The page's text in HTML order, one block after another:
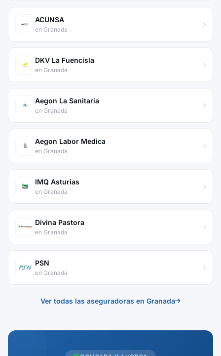
ACUNSA
en Granada
DKV La Fuencisla
en Granada
Aegon La Sanitaria
en Granada
Aegon Labor Medica
en Granada
IMQ Asturias
en Granada
Divina Pastora
en Granada
PSN
en Granada
Ver todas las aseguradoras en Granada